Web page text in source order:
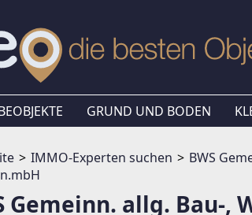
GRUND UND BODEN
IMMO-Experten suchen
BWS
Gemeinn. allg. Bau-,